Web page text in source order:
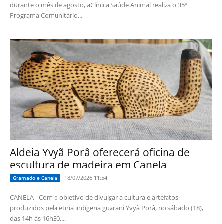
durante o mês de agosto, aClínica Saúde Animal realiza o 35º
Programa Comunitário...
Aldeia Yvyã Porâ oferecerá oficina de
escultura de madeira em Canela
Gramado e Canela 18/07/2026 11:54
CANELA - Com o objetivo de divulgar a cultura e artefatos
produzidos pela etnia indígena guarani Yvyã Porâ, no sábado (18),
das 14h às 16h30,...